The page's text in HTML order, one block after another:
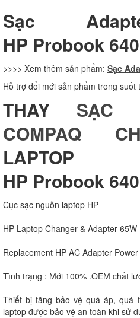
Sạc
HP Probook
>>>> Xem thêm sản phẩm: Sạc
Hỗ trợ đổi mới sản phẩm trong suốt
THAY SẠC
COMPAQ
LAPTOP
HP Probook
Cục sạc nguồn laptop HP
HP Laptop Changer & Adapter 65W
Replacement HP AC Adapter Power
Tình trạng : Mới 100% .OEM chất
Thiết bị tăng bảo vệ quá áp, quá
laptop được bảo vệ an toàn khi sử